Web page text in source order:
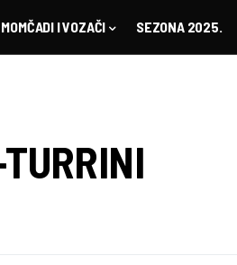
MOMČADI I VOZAČI SEZONA 2025.